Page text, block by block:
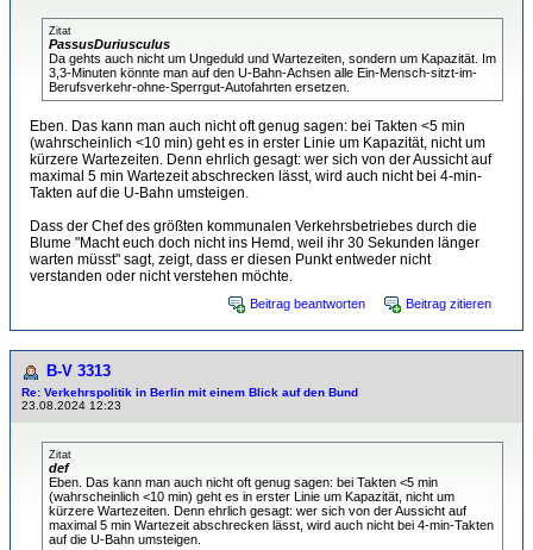
Zitat
PassusDuriusculus
Da gehts auch nicht um Ungeduld und Wartezeiten, sondern um Kapazität. Im
3,3-Minuten könnte man auf den U-Bahn-Achsen alle Ein-Mensch-sitzt-im-
Berufsverkehr-ohne-Sperrgut-Autofahrten ersetzen.
Eben. Das kann man auch nicht oft genug sagen: bei Takten <5 min
(wahrscheinlich <10 min) geht es in erster Linie um Kapazität, nicht um
kürzere Wartezeiten. Denn ehrlich gesagt: wer sich von der Aussicht auf
maximal 5 min Wartezeit abschrecken lässt, wird auch nicht bei 4-min-
Takten auf die U-Bahn umsteigen.
Dass der Chef des größten kommunalen Verkehrsbetriebes durch die
Blume "Macht euch doch nicht ins Hemd, weil ihr 30 Sekunden länger
warten müsst" sagt, zeigt, dass er diesen Punkt entweder nicht
verstanden oder nicht verstehen möchte.
Beitrag beantworten Beitrag zitieren
B-V 3313
Re: Verkehrspolitik in Berlin mit einem Blick auf den Bund
23.08.2024 12:23
Zitat
def
Eben. Das kann man auch nicht oft genug sagen: bei Takten <5 min
(wahrscheinlich <10 min) geht es in erster Linie um Kapazität, nicht um
kürzere Wartezeiten. Denn ehrlich gesagt: wer sich von der Aussicht auf
maximal 5 min Wartezeit abschrecken lässt, wird auch nicht bei 4-min-Takten
auf die U-Bahn umsteigen.